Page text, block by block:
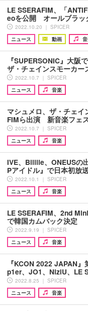
LE SSERAFIM、「
eoを公開 オールブラッ
2022.10.20 ｜ SPICER
ニュース
動画
『SUPERSONIC』大
ザ・チェインスモーカ
2022.10.7 ｜ SPICER
ニュース
音楽
マシュメロ、ザ・チェ
FIMら出演 新音楽フェ
2022.10.7 ｜ SPICER
ニュース
音楽
IVE、Billlie、ONEUSの
Pアイドル』で日本初放
2022.10.1 ｜ SPICER
ニュース
音楽
LE SSERAFIM、2nd
で韓国カムバック決定
2022.9.19 ｜ SPICER
ニュース
音楽
『KCON 2022 JAPAN
p1er、JO1、NiziU、LE
2022.8.25 ｜ SPICER
ニュース
音楽